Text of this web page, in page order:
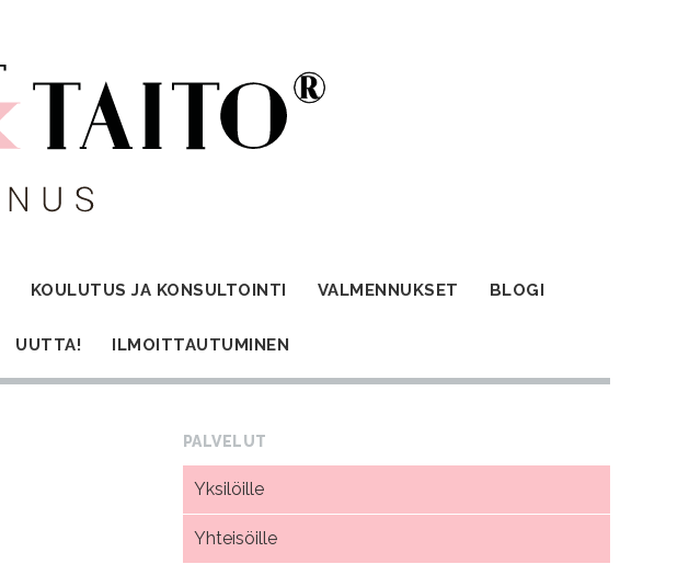
KOULUTUS JA KONSULTOINTI VALMENNUKSET BLOGI
UUTTA! ILMOITTAUTUMINEN
PALVELUT
Yksilöille
Yhteisöille